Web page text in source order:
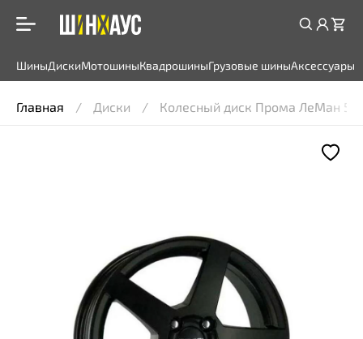
ШиныДискиМотошиныКвадрошиныГрузовые шиныАксессуары
Главная Диски Колесный диск Прома ЛеМан